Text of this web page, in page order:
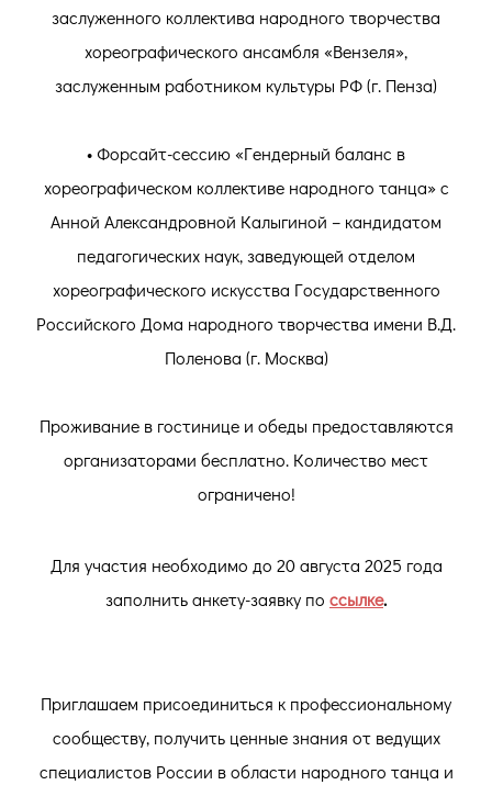
заслуженного коллектива народного творчества
хореографического ансамбля «Вензеля»,
заслуженным работником культуры РФ (г. Пенза)
• Форсайт-сессию «Гендерный баланс в
хореографическом коллективе народного танца» с
Анной Александровной Калыгиной – кандидатом
педагогических наук, заведующей отделом
хореографического искусства Государственного
Российского Дома народного творчества имени В.Д.
Поленова (г. Москва)
Проживание в гостинице и обеды предоставляются
организаторами бесплатно. Количество мест
ограничено!
Для участия необходимо до 20 августа 2025 года
заполнить анкету-заявку по ссылке.
Приглашаем присоединиться к профессиональному
сообществу, получить ценные знания от ведущих
специалистов России в области народного танца и